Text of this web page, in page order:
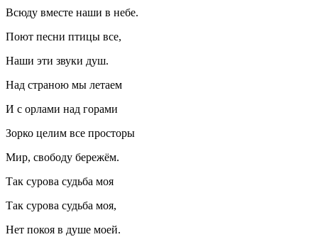
Всюду вместе наши в небе.
Поют песни птицы все,
Наши эти звуки душ.
Над страною мы летаем
И с орлами над горами
Зорко целим все просторы
Мир, свободу бережём.
Так сурова судьба моя
Так сурова судьба моя,
Нет покоя в душе моей.